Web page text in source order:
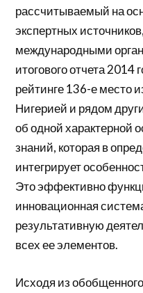
рассчитываемый на
экспертных
международными
итогового отчета 2014
рейтинге 136-е место
Нигерией и рядом
об одной характерной
знаний, которая в
интегрирует
Это эффективно
инновационная
результативную
всех ее элементов.
Исходя из